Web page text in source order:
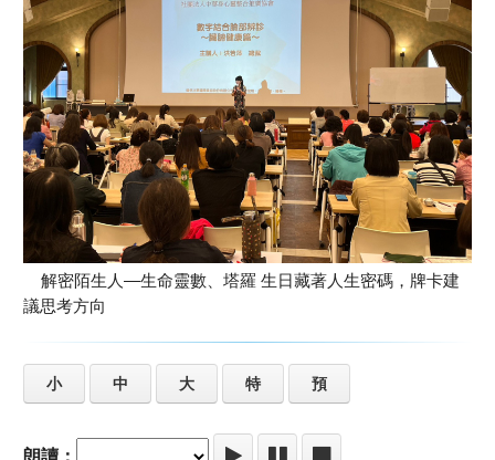
解密陌生人—生命靈數、塔羅 生日藏著人生密碼，牌卡建
議思考方向
小 中 大 特 預
朗讀：